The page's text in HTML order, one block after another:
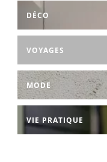
DÉCO
VOYAGES
MODE
VIE PRATIQUE